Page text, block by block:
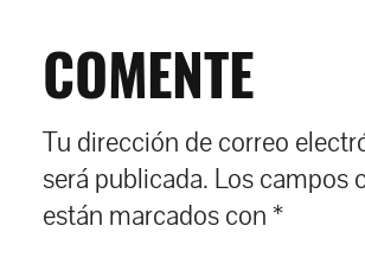
COMENTE
Tu dirección de correo
será publicada. Los campos
están marcados con*